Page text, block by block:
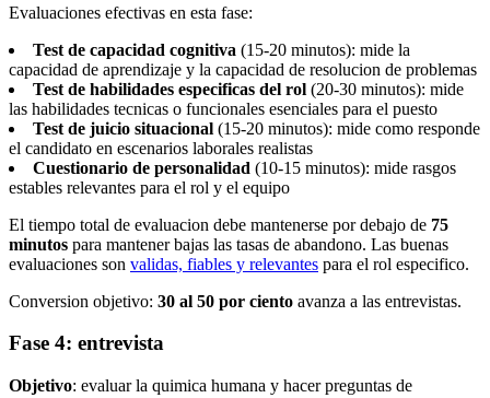
Evaluaciones efectivas en esta fase:
Test de capacidad cognitiva (15-20 minutos): mide la
capacidad de aprendizaje y la capacidad de resolucion de problemas
Test de habilidades especificas del rol (20-30 minutos): mide
las habilidades tecnicas o funcionales esenciales para el puesto
Test de juicio situacional (15-20 minutos): mide como responde
el candidato en escenarios laborales realistas
Cuestionario de personalidad (10-15 minutos): mide rasgos
estables relevantes para el rol y el equipo
El tiempo total de evaluacion debe mantenerse por debajo de 75
minutos para mantener bajas las tasas de abandono. Las buenas
evaluaciones son validas, fiables y relevantes para el rol especifico.
Conversion objetivo: 30 al 50 por ciento avanza a las entrevistas.
Fase 4: entrevista
Objetivo: evaluar la quimica humana y hacer preguntas de